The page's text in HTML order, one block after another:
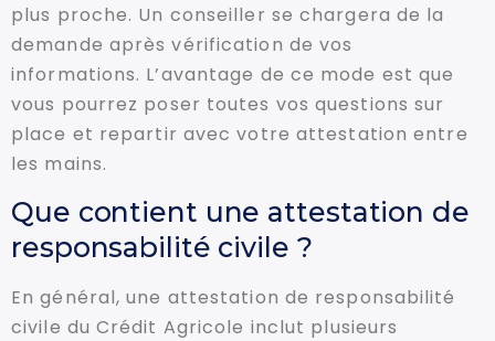
plus proche. Un conseiller se chargera de la
demande après vérification de vos
informations. L’avantage de ce mode est que
vous pourrez poser toutes vos questions sur
place et repartir avec votre attestation entre
les mains.
Que contient une attestation de
responsabilité civile ?
En général, une attestation de responsabilité
civile du Crédit Agricole inclut plusieurs